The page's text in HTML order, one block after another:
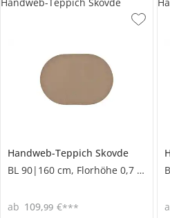
Handweb-Teppich Skovde
BL 90|160 cm, Florhöhe 0,7 cm
ab 109,99 €***